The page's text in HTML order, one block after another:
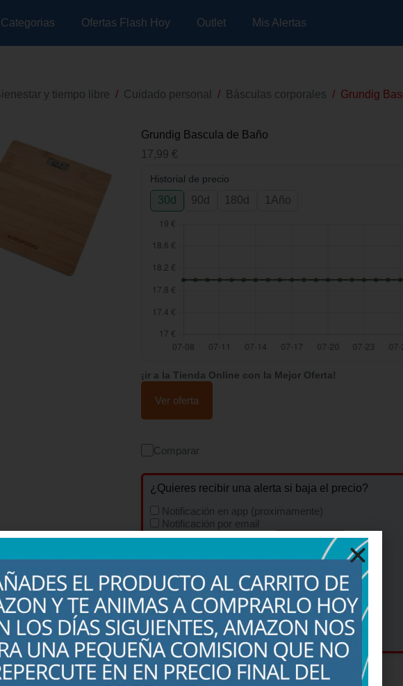
Categorias Ofertas Flash Hoy Outlet Mis Alertas
y tiempo libre / Cuidado personal / Básculas corporales / Grundig
Grundig Bascula de Baño
17,99 €
Historial de precio
30d 90d 180d 1Año
¡ir a la Tienda Online con la Mejor Oferta!
Ver oferta
Comparar
¿Quieres recibir una alerta si baja el precio?
Notificación en app (proximamente)
Notificación por email
Precio máximo para alerta:
(Dejar vacío para cualquier bajada de precio)
Email (solo si activas alerta por email)
Activar Alertas
SKU:B0C4TV54VV
CATEGORÍA:BÁSCULAS CORPORALES